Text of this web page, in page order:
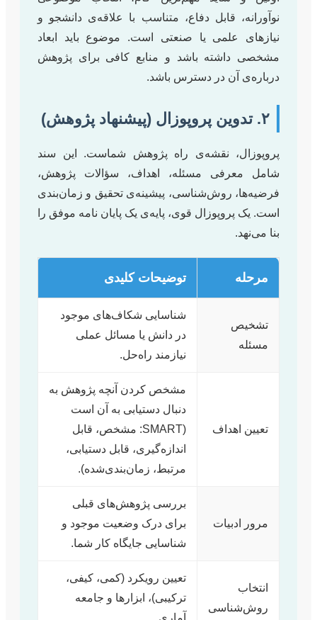
نوآورانه، قابل دفاع، متناسب با علاقه‌ی دانشجو و
نیازهای علمی یا صنعتی است. موضوع باید ابعاد
مشخصی داشته باشد و منابع کافی برای پژوهش
درباره‌ی آن در دسترس باشد.
۲. تدوین پروپوزال (پیشنهاد پژوهش)
پروپوزال، نقشه‌ی راه پژوهش شماست. این سند
شامل معرفی مسئله، اهداف، سؤالات پژوهش،
فرضیه‌ها، روش‌شناسی، پیشینه‌ی تحقیق و زمان‌بندی
است. یک پروپوزال قوی، پایه‌ی یک پایان نامه موفق را
بنا می‌نهد.
مرحله توضیحات کلیدی
تشخیص
مسئله
شناسایی شکاف‌های موجود
در دانش یا مسائل عملی
نیازمند راه‌حل.
تعیین اهداف
مشخص کردن آنچه پژوهش به
دنبال دستیابی به آن است
(SMART: مشخص، قابل
اندازه‌گیری، قابل دستیابی،
مرتبط، زمان‌بندی‌شده).
مرور ادبیات
بررسی پژوهش‌های قبلی
برای درک وضعیت موجود و
شناسایی جایگاه کار شما.
انتخاب
روش‌شناسی
تعیین رویکرد (کمی، کیفی،
ترکیبی)، ابزارها و جامعه
آماری.